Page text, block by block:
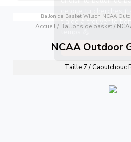
Ballon de Basket Wilson NCAA
Accueil/ Ballons de basket/
NCAA Outdoor
Taille 7 / Caoutchouc
t'aide à trouver le
Discuter